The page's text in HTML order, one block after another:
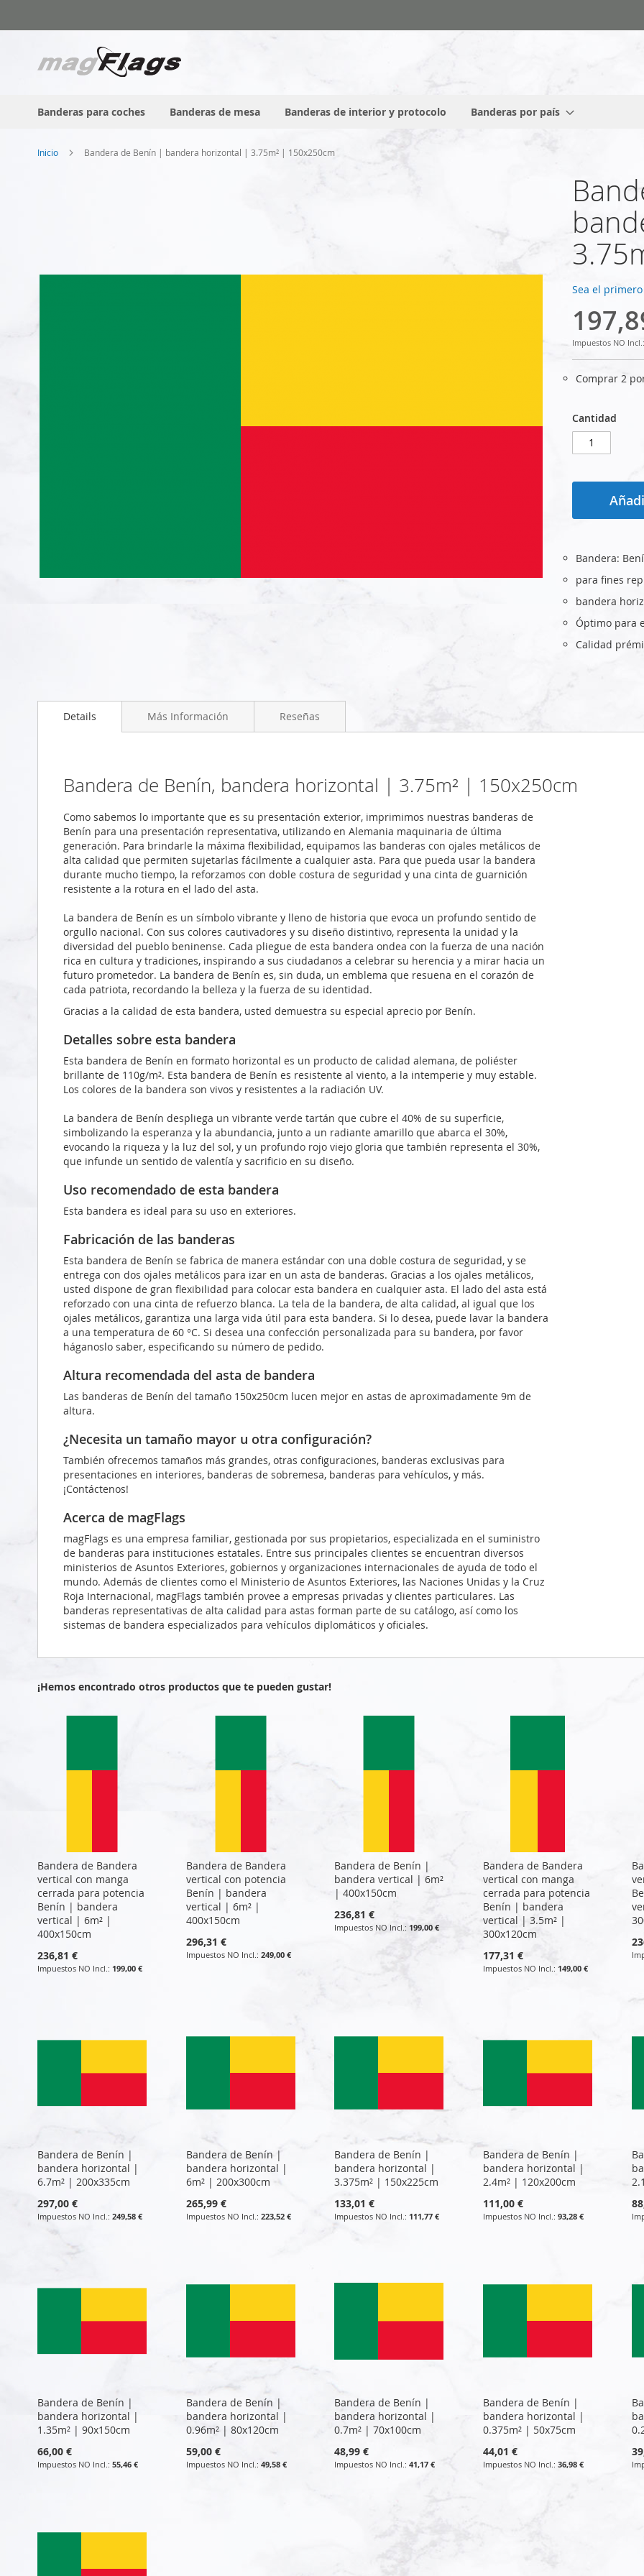
al
Banderas para coches Banderas de mesa Banderas de interior y protocolo Banderas por país
Inicio Bandera de Benín | bandera horizontal | 3.75m² | 150x250cm
al
comienzo
imágenes
Sea el
Comprar 2
Cantidad
Bandera:
para fines
bandera
Óptimo para
Calidad
Details
Bandera de Benín, bandera horizontal | 3.75m² | 150x250cm
Como sabemos lo importante que es su presentación exterior, imprimimos nuestras banderas de
Benín para una presentación representativa, utilizando en Alemania maquinaria de última
generación. Para brindarle la máxima flexibilidad, equipamos las banderas con ojales metálicos de
alta calidad que permiten sujetarlas fácilmente a cualquier asta. Para que pueda usar la bandera
durante mucho tiempo, la reforzamos con doble costura de seguridad y una cinta de guarnición
resistente a la rotura en el lado del asta.
La bandera de Benín es un símbolo vibrante y lleno de historia que evoca un profundo sentido de
orgullo nacional. Con sus colores cautivadores y su diseño distintivo, representa la unidad y la
diversidad del pueblo beninense. Cada pliegue de esta bandera ondea con la fuerza de una nación
rica en cultura y tradiciones, inspirando a sus ciudadanos a celebrar su herencia y a mirar hacia un
futuro prometedor. La bandera de Benín es, sin duda, un emblema que resuena en el corazón de
cada patriota, recordando la belleza y la fuerza de su identidad.
Gracias a la calidad de esta bandera, usted demuestra su especial aprecio por Benín.
Detalles sobre esta bandera
Esta bandera de Benín en formato horizontal es un producto de calidad alemana, de poliéster
brillante de 110g/m². Esta bandera de Benín es resistente al viento, a la intemperie y muy estable.
Los colores de la bandera son vivos y resistentes a la radiación UV.
La bandera de Benín despliega un vibrante verde tartán que cubre el 40% de su superficie,
simbolizando la esperanza y la abundancia, junto a un radiante amarillo que abarca el 30%,
evocando la riqueza y la luz del sol, y un profundo rojo viejo gloria que también representa el 30%,
que infunde un sentido de valentía y sacrificio en su diseño.
Uso recomendado de esta bandera
Esta bandera es ideal para su uso en exteriores.
Fabricación de las banderas
Esta bandera de Benín se fabrica de manera estándar con una doble costura de seguridad, y se
entrega con dos ojales metálicos para izar en un asta de banderas. Gracias a los ojales metálicos,
usted dispone de gran flexibilidad para colocar esta bandera en cualquier asta. El lado del asta está
reforzado con una cinta de refuerzo blanca. La tela de la bandera, de alta calidad, al igual que los
ojales metálicos, garantiza una larga vida útil para esta bandera. Si lo desea, puede lavar la bandera
a una temperatura de 60 °C. Si desea una confección personalizada para su bandera, por favor
háganoslo saber, especificando su número de pedido.
Altura recomendada del asta de bandera
Las banderas de Benín del tamaño 150x250cm lucen mejor en astas de aproximadamente 9m de
altura.
¿Necesita un tamaño mayor u otra configuración?
También ofrecemos tamaños más grandes, otras configuraciones, banderas exclusivas para
presentaciones en interiores, banderas de sobremesa, banderas para vehículos, y más.
¡Contáctenos!
Acerca de magFlags
magFlags es una empresa familiar, gestionada por sus propietarios, especializada en el suministro
de banderas para instituciones estatales. Entre sus principales clientes se encuentran diversos
ministerios de Asuntos Exteriores, gobiernos y organizaciones internacionales de ayuda de todo el
mundo. Además de clientes como el Ministerio de Asuntos Exteriores, las Naciones Unidas y la Cruz
Roja Internacional, magFlags también provee a empresas privadas y clientes particulares. Las
banderas representativas de alta calidad para astas forman parte de su catálogo, así como los
sistemas de bandera especializados para vehículos diplomáticos y oficiales.
Más Información Reseñas
¡Hemos encontrado otros productos que te pueden gustar!
Bandera de Bandera
vertical con manga
cerrada para potencia
Benín | bandera
vertical | 6m² |
400x150cm
236,81 €
199,00 €
Bandera de Bandera
vertical con potencia
Benín | bandera
vertical | 6m² |
400x150cm
296,31 €
249,00 €
Bandera de Benín |
bandera vertical | 6m²
| 400x150cm
236,81 €
199,00 €
Bandera de Bandera
vertical con manga
cerrada para potencia
Benín | bandera
vertical | 3.5m² |
300x120cm
177,31 €
149,00 €
Bandera de Benín |
bandera horizontal |
6.7m² | 200x335cm
297,00 €
249,58 €
Bandera de Benín |
bandera horizontal |
6m² | 200x300cm
265,99 €
223,52 €
Bandera de Benín |
bandera horizontal |
3.375m² | 150x225cm
133,01 €
111,77 €
Bandera de Benín |
bandera horizontal |
2.4m² | 120x200cm
111,00 €
93,28 €
Bandera de Benín |
bandera horizontal |
1.35m² | 90x150cm
66,00 €
55,46 €
Bandera de Benín |
bandera horizontal |
0.96m² | 80x120cm
59,00 €
49,58 €
Bandera de Benín |
bandera horizontal |
0.7m² | 70x100cm
48,99 €
41,17 €
Bandera de Benín |
bandera horizontal |
0.375m² | 50x75cm
44,01 €
36,98 €